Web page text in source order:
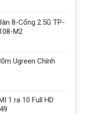
8-Cổng 2.5G TP-
M2
Ugreen Chính
1 ra 10 Full HD